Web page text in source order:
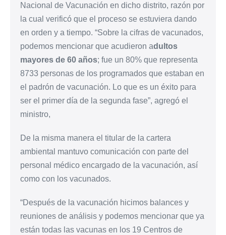
Nacional de Vacunación en dicho distrito, razón por
la cual verificó que el proceso se estuviera dando
en orden y a tiempo. “Sobre la cifras de vacunados,
podemos mencionar que acudieron adultos
mayores de 60 años; fue un 80% que representa
8733 personas de los programados que estaban en
el padrón de vacunación. Lo que es un éxito para
ser el primer día de la segunda fase”, agregó el
ministro,
De la misma manera el titular de la cartera
ambiental mantuvo comunicación con parte del
personal médico encargado de la vacunación, así
como con los vacunados.
“Después de la vacunación hicimos balances y
reuniones de análisis y podemos mencionar que ya
están todas las vacunas en los 19 Centros de